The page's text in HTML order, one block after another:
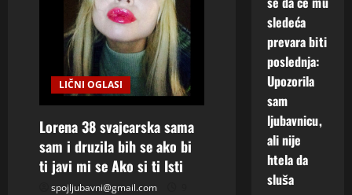
n
LIČNI OGLASI
Lorena 38 svajcarska sama
sam i druzila bih se ako bi
ti javi mi se Ako si ti Isti
spojljubavni@gmail.com
sledeća
prevara biti
poslednja:
Upozorila
sam
ljubavnicu,
ali nije
htela da
sluša